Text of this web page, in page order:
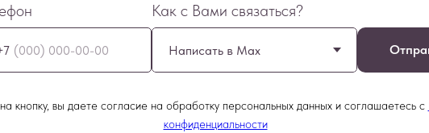
Как с Вами связаться?
кнопку, вы даете согласие на обработку персональных данных и соглашаетесь c
конфиденциальности